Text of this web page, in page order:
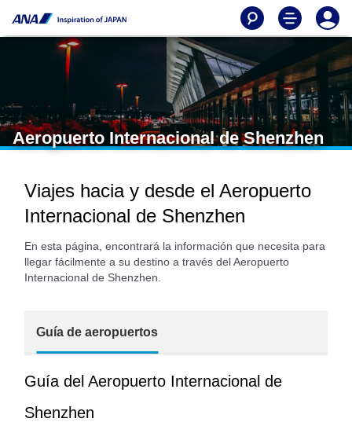
Aeropuerto Internacional de Shenzhen
Viajes hacia y desde el Aeropuerto
Internacional de Shenzhen
En esta página, encontrará la información que necesita para
llegar fácilmente a su destino a través del Aeropuerto
Internacional de Shenzhen.
Guía de aeropuertos
Guía del Aeropuerto Internacional de
Shenzhen